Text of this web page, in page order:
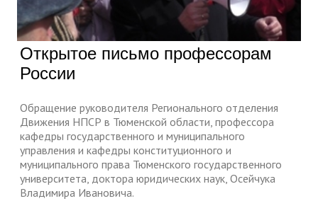
Открытое письмо профессорам
России
Обращение руководителя Регионального отделения
Движения НПСР в Тюменской области, профессора
кафедры государственного и муниципального
управления и кафедры конституционного и
муниципального права Тюменского государственного
университета, доктора юридических наук, Осейчука
Владимира Ивановича.